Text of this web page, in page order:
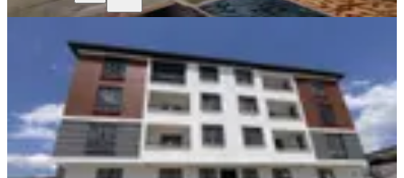
Remax Dem'den Cumhuriyet Mah.
2+1 Kiralık Daire
Merkez, Başbağlar Mahallesi
2+1·90 m²·1. Kat 04.08.2026
19.500 ₺